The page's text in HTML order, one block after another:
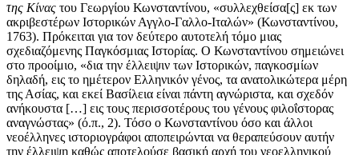
της Κίνας του Γεωργίου Κωνσταντίνου, «συλλεχθείσα[ς] εκ των
ακριβεστέρων Ιστορικών Αγγλο-Γαλλο-Ιταλών» (Κωνσταντίνου,
1763). Πρόκειται για τον δεύτερο αυτοτελή τόμο μιας
σχεδιαζόμενης Παγκόσμιας Ιστορίας. Ο Κωνσταντίνου σημειώνει
στο προοίμιο, «δια την έλλειψιν των Ιστορικών, παγκοσμίων
δηλαδή, εις το ημέτερον Ελληνικόν γένος, τα ανατολικώτερα μέρη
της Ασίας, και εκεί Βασίλεια είναι πάντη αγνώριστα, και σχεδόν
ανήκουστα […] εις τους περισσοτέρους του γένους φιλοΐστορας
αναγνώστας» (ό.π., 2). Τόσο ο Κωνσταντίνου όσο και άλλοι
νεοέλληνες ιστοριογράφοι αποπειρώνται να θεραπεύσουν αυτήν
την έλλειψη καθώς αποτελούσε βασική αρχή του νεοελληνικού